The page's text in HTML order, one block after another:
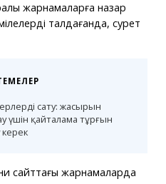
жарнамаларға назар
талдағанда, сурет
сату: жасырын
қайталама тұрғын
керек
сайттағы жарнамаларда